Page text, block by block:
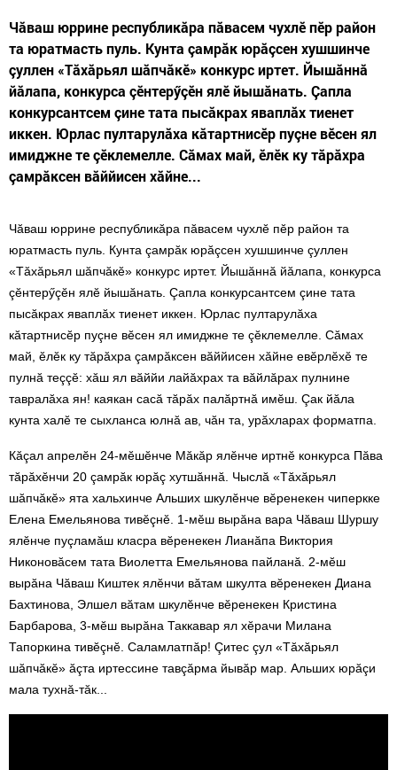
Чăваш юррине республикăра пăвасем чухлӗ пӗр район
та юратмасть пуль. Кунта çамрăк юрăçсен хушшинче
çуллен «Тăхăрьял шăпчăкӗ» конкурс иртет. Йышăннă
йăлапа, конкурса çӗнтерӳçӗн ялӗ йышăнать. Çапла
конкурсантсем çине тата пысăкрах яваплăх тиенет
иккен. Юрлас пултарулăха кăтартнисӗр пуçне вӗсен ял
имиджне те çӗклемелле. Сăмах май, ӗлӗк ку тăрăхра
çамрăксен вăййисен хăйне...
Чăваш юррине республикăра пăвасем чухлӗ пӗр район та
юратмасть пуль. Кунта çамрăк юрăçсен хушшинче çуллен
«Тăхăрьял шăпчăкӗ» конкурс иртет. Йышăннă йăлапа, конкурса
çӗнтерӳçӗн ялӗ йышăнать. Çапла конкурсантсем çине тата
пысăкрах яваплăх тиенет иккен. Юрлас пултарулăха
кăтартнисӗр пуçне вӗсен ял имиджне те çӗклемелле. Сăмах
май, ӗлӗк ку тăрăхра çамрăксен вăййисен хăйне евӗрлӗхӗ те
пулнă теççӗ: хăш ял вăййи лайăхрах та вăйлăрах пулнине
тавралăха ян! каякан сасă тăрăх палăртнă имӗш. Çак йăла
кунта халӗ те сыхланса юлнă ав, чăн та, урăхларах форматпа.
Кăçал апрелӗн 24-мӗшӗнче Мăкăр ялӗнче иртнӗ конкурса Пăва
тăрăхӗнчи 20 çамрăк юрăç хутшăннă. Чыслă «Тăхăрьял
шăпчăкӗ» ята хальхинче Альших шкулӗнче вӗренекен чиперкке
Елена Емельянова тивӗçнӗ. 1-мӗш вырăна вара Чăваш Шуршу
ялĕнче пуçламăш класра вĕренекен Лианăпа Виктория
Никоновăсем тата Виолетта Емельянова пайланă. 2-мĕш
вырăна Чăваш Киштек ялĕнчи вăтам шкулта вĕренекен Диана
Бахтинова, Элшел вăтам шкулĕнче вĕренекен Кристина
Барбарова, 3-мĕш вырăна Таккавар ял хĕрачи Милана
Тапоркина тивĕçнӗ. Саламлатпăр! Çитес çул «Тăхăрьял
шăпчăкӗ» ăçта иртессине тавçăрма йывăр мар. Альших юрăçи
мала тухнă-тăк...